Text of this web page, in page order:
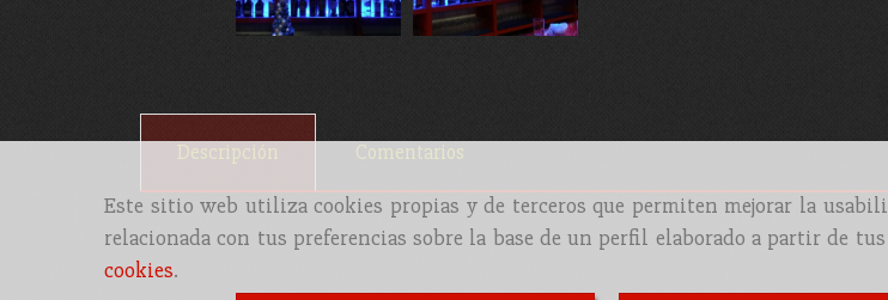
Este sitio web utiliza cookies propias y de terceros que permiten mejorar la
relacionada con tus preferencias sobre la base de un perfil elaborado a partir de
cookies.
Descripción Comentarios